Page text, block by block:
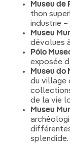
Museu de
thon
industrie
Museu
dévolues
Pólo
exposée
Museu do
du village
de la vie
Museu
splendide.